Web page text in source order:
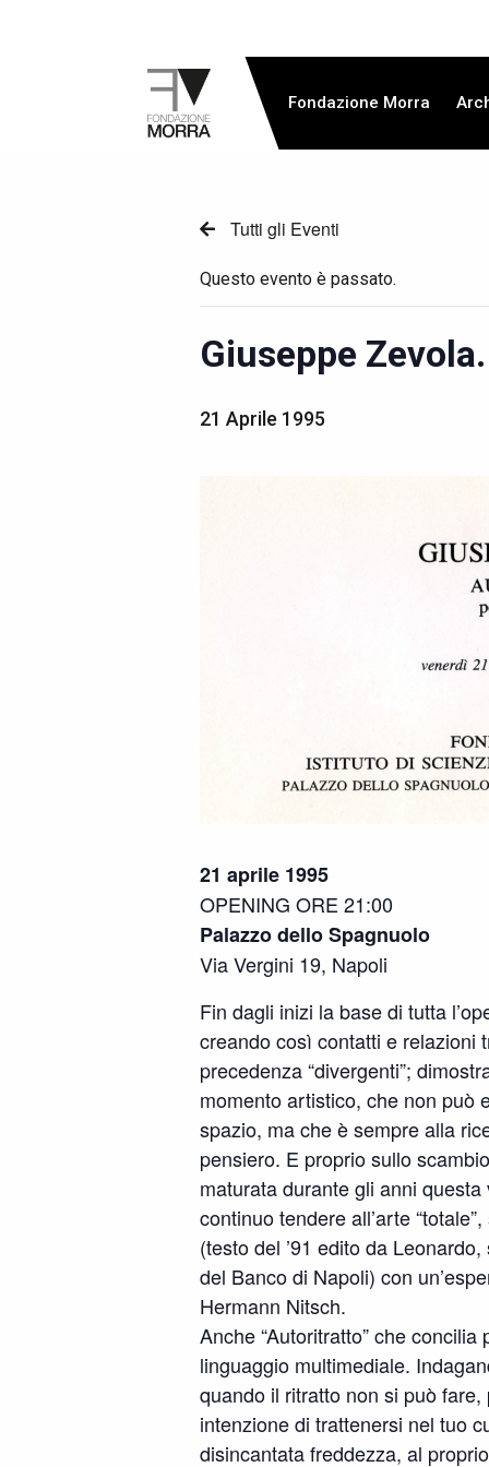
Fondazione Morra
Tutti gli Eventi
Questo evento è passato.
Giuseppe
21 Aprile 1995
21 aprile 1995
OPENING ORE 21:00
Palazzo dello Spagnuolo
Via Vergini 19, Napoli
Fin dagli inizi la base di tutta
creando così contatti e relazioni
precedenza “divergenti”;
momento artistico, che non può
spazio, ma che è sempre alla
pensiero. E proprio sullo
maturata durante gli anni
continuo tendere all’arte
(testo del ’91 edito da
del Banco di Napoli) con
Hermann Nitsch.
Anche “Autoritratto” che
linguaggio multimediale.
quando il ritratto non si può
intenzione di trattenersi nel tuo
disincantata freddezza, al